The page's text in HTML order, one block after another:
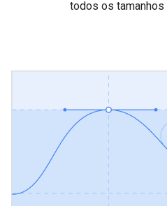
todos os